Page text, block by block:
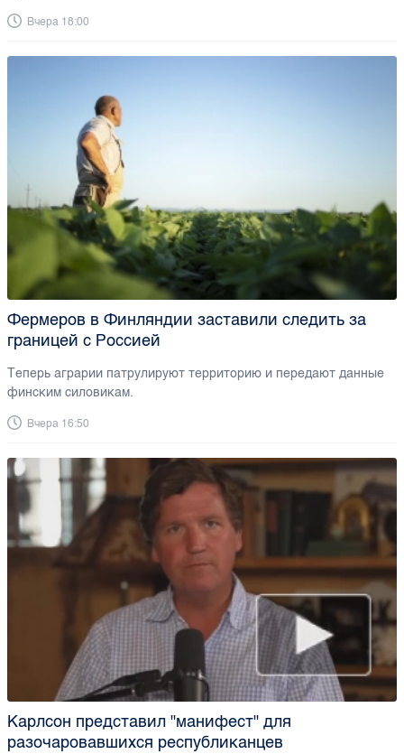
Вчера 18:00
Фермеров в Финляндии заставили следить за
границей с Россией
Теперь аграрии патрулируют территорию и передают данные
финским силовикам.
Вчера 16:50
Карлсон представил "манифест" для
разочаровавшихся республиканцев